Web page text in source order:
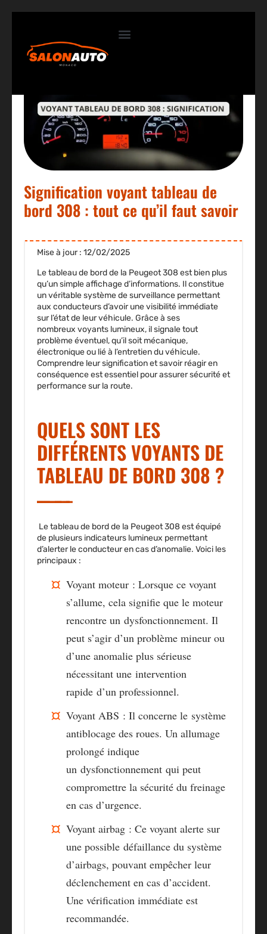
Signification voyant tableau de
bord 308 : tout ce qu’il faut savoir
Mise à jour : 12/02/2025
Le tableau de bord de la Peugeot 308 est bien plus
qu’un simple affichage d’informations. Il constitue
un véritable système de surveillance permettant
aux conducteurs d’avoir une visibilité immédiate
sur l’état de leur véhicule. Grâce à ses
nombreux voyants lumineux, il signale tout
problème éventuel, qu’il soit mécanique,
électronique ou lié à l’entretien du véhicule.
Comprendre leur signification et savoir réagir en
conséquence est essentiel pour assurer sécurité et
performance sur la route.
QUELS SONT LES
DIFFÉRENTS VOYANTS DE
TABLEAU DE BORD 308 ?
Le tableau de bord de la Peugeot 308 est équipé
de plusieurs indicateurs lumineux permettant
d’alerter le conducteur en cas d’anomalie. Voici les
principaux :
Voyant moteur : Lorsque ce voyant
s’allume, cela signifie que le moteur
rencontre un dysfonctionnement. Il
peut s’agir d’un problème mineur ou
d’une anomalie plus sérieuse
nécessitant une intervention
rapide d’un professionnel.
Voyant ABS : Il concerne le système
antiblocage des roues. Un allumage
prolongé indique
un dysfonctionnement qui peut
compromettre la sécurité du freinage
en cas d’urgence.
Voyant airbag : Ce voyant alerte sur
une possible défaillance du système
d’airbags, pouvant empêcher leur
déclenchement en cas d’accident.
Une vérification immédiate est
recommandée.